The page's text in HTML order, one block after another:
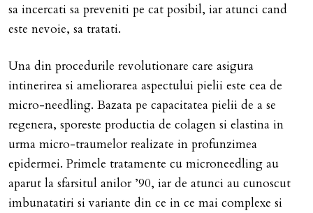
sa incercati sa preveniti pe cat posibil, iar atunci cand
este nevoie, sa tratati.
Una din procedurile revolutionare care asigura
intinerirea si ameliorarea aspectului pielii este cea de
micro-needling. Bazata pe capacitatea pielii de a se
regenera, sporeste productia de colagen si elastina in
urma micro-traumelor realizate in profunzimea
epidermei. Primele tratamente cu microneedling au
aparut la sfarsitul anilor ’90, iar de atunci au cunoscut
imbunatatiri si variante din ce in ce mai complexe si